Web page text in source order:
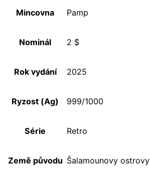
Mincovna Pamp
Nominál 2 $
Rok vydání 2025
Ryzost (Ag) 999/1000
Série Retro
Země původu Šalamounovy ostrovy